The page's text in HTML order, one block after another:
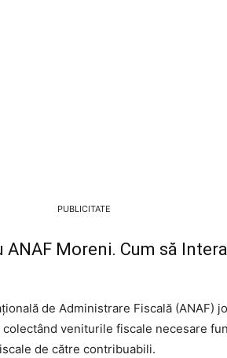
PUBLICITATE
Moreni. Cum să
de Administrare Fiscală (ANAF)
veniturile fiscale necesare
de către contribuabili.